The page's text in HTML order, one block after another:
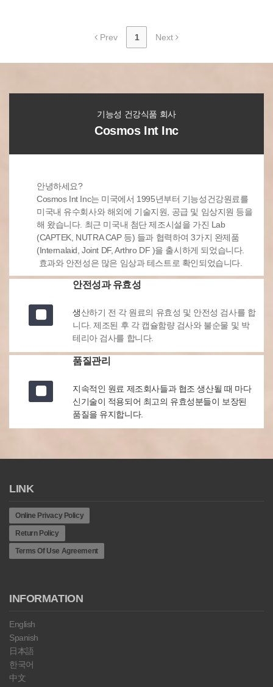
Prev 1 Next
기능성 건강식품 회사
Cosmos Int Inc
안녕하세요?
Cosmos Int Inc는 미국에서 1995년부터 기능성건강원료를
미국내 유수회사와 해외에 기술지원, 공급 및 임상지원 등을
해 왔습니다. 최근 미국내 첨단 제조시설을 가진 Lab
(CAPTEK, NUTRA CAP 등) 들과 협력하여 3가지 완제품
(Internalaid, Joint DF, Arthro DF )을 출시하게 되었습니다.
효과와 안전성은 많은 임상과 테스트로 확인되었습니다.
안전성과 유효성
생산하기 전 각 원료의 유효성 및 안전성 검사를 합
니다. 제조된 후 각 캡슐함량 검사와 불순물 및 박
테리아 검사를 합니다.
품질관리
지속적인 원료 제조회사들과 협조 생산될 때 마다
신기술이 적용되어 최고의 유효성분들이 보장된
품질을 유지합니다.
LINK
Online Privacy Policy
Return Policy
Terms Of Use Agreement
INFORMATION
English
Spanish
日本語
한국어
中文